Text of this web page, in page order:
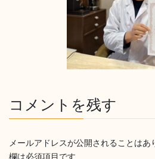
コメントを残す
メールアドレスが公開されることはあ
欄は必須項目です